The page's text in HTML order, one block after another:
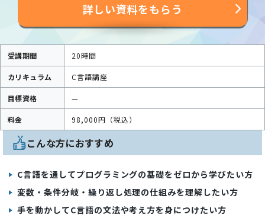
詳しい資料をもらう
受講期間 20時間
カリキュラム C言語講座
目標資格 —
料金 98,000円（税込）
こんな方におすすめ
C言語を通してプログラミングの基礎をゼロから学びたい方
変数・条件分岐・繰り返し処理の仕組みを理解したい方
手を動かしてC言語の文法や考え方を身につけたい方